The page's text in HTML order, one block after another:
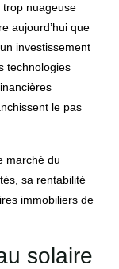
nuageuse
aujourd’hui que
investissement
technologies
le pas
marché du
sa rentabilité
immobiliers de
solaire